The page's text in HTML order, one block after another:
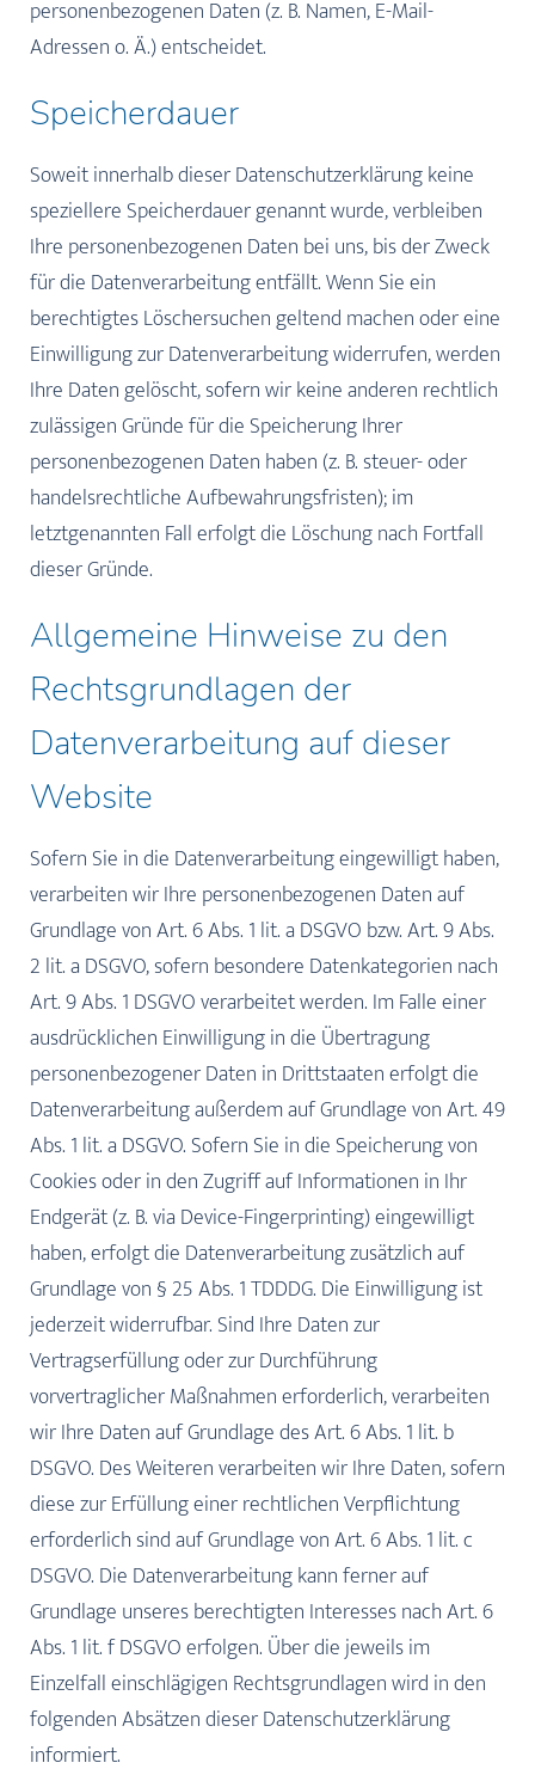
personenbezogenen Daten (z. B. Namen, E-Mail-
Adressen o. Ä.) entscheidet.
Speicherdauer
Soweit innerhalb dieser Datenschutzerklärung keine
speziellere Speicherdauer genannt wurde, verbleiben
Ihre personenbezogenen Daten bei uns, bis der Zweck
für die Datenverarbeitung entfällt. Wenn Sie ein
berechtigtes Löschersuchen geltend machen oder eine
Einwilligung zur Datenverarbeitung widerrufen, werden
Ihre Daten gelöscht, sofern wir keine anderen rechtlich
zulässigen Gründe für die Speicherung Ihrer
personenbezogenen Daten haben (z. B. steuer- oder
handelsrechtliche Aufbewahrungsfristen); im
letztgenannten Fall erfolgt die Löschung nach Fortfall
dieser Gründe.
Allgemeine Hinweise zu den
Rechtsgrundlagen der
Datenverarbeitung auf dieser
Website
Sofern Sie in die Datenverarbeitung eingewilligt haben,
verarbeiten wir Ihre personenbezogenen Daten auf
Grundlage von Art. 6 Abs. 1 lit. a DSGVO bzw. Art. 9 Abs.
2 lit. a DSGVO, sofern besondere Datenkategorien nach
Art. 9 Abs. 1 DSGVO verarbeitet werden. Im Falle einer
ausdrücklichen Einwilligung in die Übertragung
personenbezogener Daten in Drittstaaten erfolgt die
Datenverarbeitung außerdem auf Grundlage von Art. 49
Abs. 1 lit. a DSGVO. Sofern Sie in die Speicherung von
Cookies oder in den Zugriff auf Informationen in Ihr
Endgerät (z. B. via Device-Fingerprinting) eingewilligt
haben, erfolgt die Datenverarbeitung zusätzlich auf
Grundlage von § 25 Abs. 1 TDDDG. Die Einwilligung ist
jederzeit widerrufbar. Sind Ihre Daten zur
Vertragserfüllung oder zur Durchführung
vorvertraglicher Maßnahmen erforderlich, verarbeiten
wir Ihre Daten auf Grundlage des Art. 6 Abs. 1 lit. b
DSGVO. Des Weiteren verarbeiten wir Ihre Daten, sofern
diese zur Erfüllung einer rechtlichen Verpflichtung
erforderlich sind auf Grundlage von Art. 6 Abs. 1 lit. c
DSGVO. Die Datenverarbeitung kann ferner auf
Grundlage unseres berechtigten Interesses nach Art. 6
Abs. 1 lit. f DSGVO erfolgen. Über die jeweils im
Einzelfall einschlägigen Rechtsgrundlagen wird in den
folgenden Absätzen dieser Datenschutzerklärung
informiert.